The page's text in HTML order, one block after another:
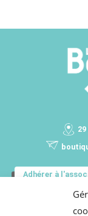
Adhérer à
VOUS